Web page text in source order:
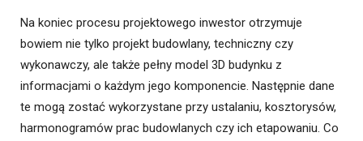
Na koniec procesu projektowego inwestor otrzymuje
bowiem nie tylko projekt budowlany, techniczny czy
wykonawczy, ale także pełny model 3D budynku z
informacjami o każdym jego komponencie. Następnie dane
te mogą zostać wykorzystane przy ustalaniu, kosztorysów,
harmonogramów prac budowlanych czy ich etapowaniu. Co